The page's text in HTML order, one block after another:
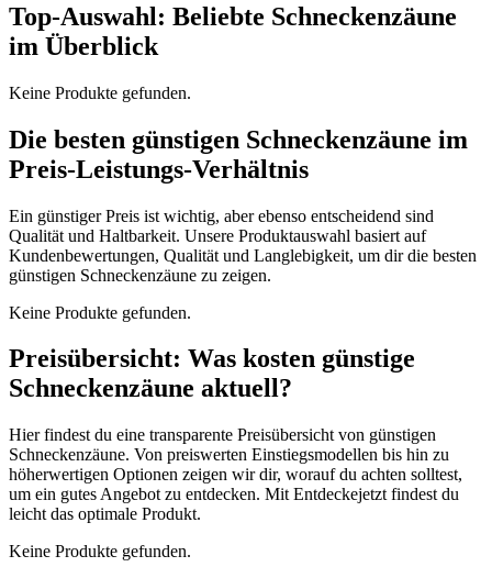
Top-Auswahl: Beliebte Schneckenzäune
im Überblick
Keine Produkte gefunden.
Die besten günstigen Schneckenzäune im
Preis-Leistungs-Verhältnis
Ein günstiger Preis ist wichtig, aber ebenso entscheidend sind
Qualität und Haltbarkeit. Unsere Produktauswahl basiert auf
Kundenbewertungen, Qualität und Langlebigkeit, um dir die besten
günstigen Schneckenzäune zu zeigen.
Keine Produkte gefunden.
Preisübersicht: Was kosten günstige
Schneckenzäune aktuell?
Hier findest du eine transparente Preisübersicht von günstigen
Schneckenzäune. Von preiswerten Einstiegsmodellen bis hin zu
höherwertigen Optionen zeigen wir dir, worauf du achten solltest,
um ein gutes Angebot zu entdecken. Mit Entdeckejetzt findest du
leicht das optimale Produkt.
Keine Produkte gefunden.